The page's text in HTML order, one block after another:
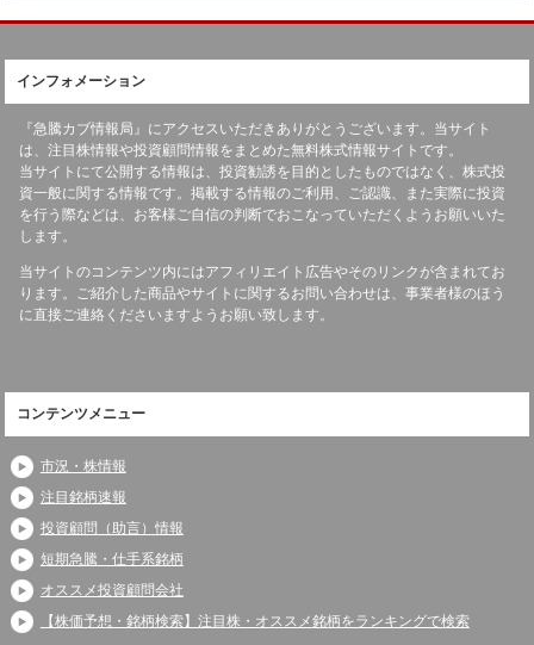
インフォメーション
『急騰カブ情報局』にアクセスいただきありがとうございます。当サイト
は、注目株情報や投資顧問情報をまとめた無料株式情報サイトです。
当サイトにて公開する情報は、投資勧誘を目的としたものではなく、株式投
資一般に関する情報です。掲載する情報のご利用、ご認識、また実際に投資
を行う際などは、お客様ご自信の判断でおこなっていただくようお願いいた
します。
当サイトのコンテンツ内にはアフィリエイト広告やそのリンクが含まれてお
ります。ご紹介した商品やサイトに関するお問い合わせは、事業者様のほう
に直接ご連絡くださいますようお願い致します。
コンテンツメニュー
市況・株情報
注目銘柄速報
投資顧問（助言）情報
短期急騰・仕手系銘柄
オススメ投資顧問会社
【株価予想・銘柄検索】注目株・オススメ銘柄をランキングで検索